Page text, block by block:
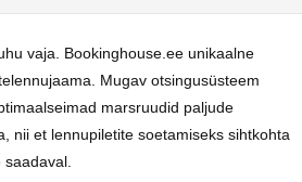
vaja. Bookinghouse.ee unikaalne
Mugav otsingusüsteem
marsruudid paljude
nii et lennupiletite soetamiseks sihtkohta
saadaval.